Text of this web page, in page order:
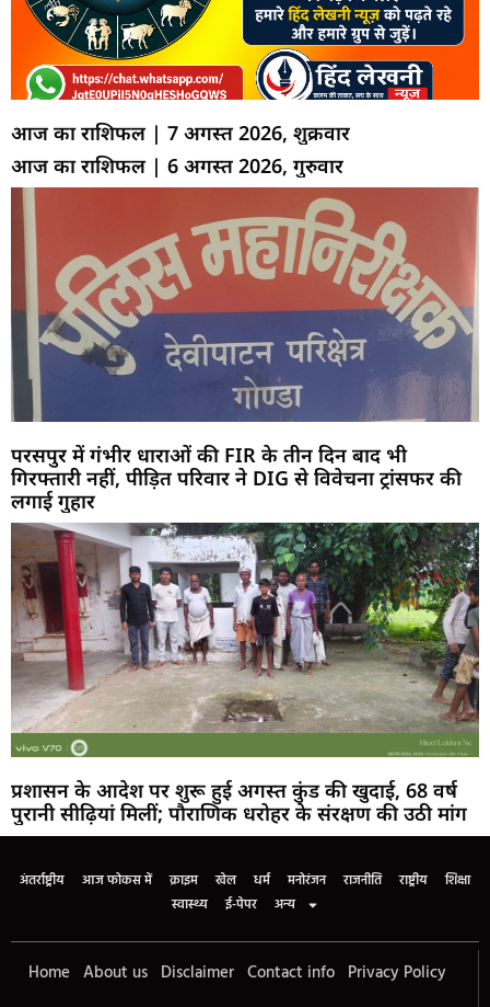
आज का राशिफल | 7 अगस्त 2026, शुक्रवार
आज का राशिफल | 6 अगस्त 2026, गुरुवार
परसपुर में गंभीर धाराओं की FIR के तीन दिन बाद भी
गिरफ्तारी नहीं, पीड़ित परिवार ने DIG से विवेचना ट्रांसफर की
लगाई गुहार
प्रशासन के आदेश पर शुरू हुई अगस्त कुंड की खुदाई, 68 वर्ष
पुरानी सीढ़ियां मिलीं; पौराणिक धरोहर के संरक्षण की उठी मांग
अंतर्राष्ट्रीय आज फोकस में क्राइम खेल धर्म मनोरंजन राजनीति राष्ट्रीय
शिक्षा
स्वास्थ्य
ई-पेपर अन्य
Home About us Disclaimer Contact info Privacy Policy